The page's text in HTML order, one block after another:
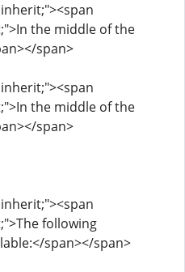
the middle of the
span>
the middle of the
span>
following
span></span>